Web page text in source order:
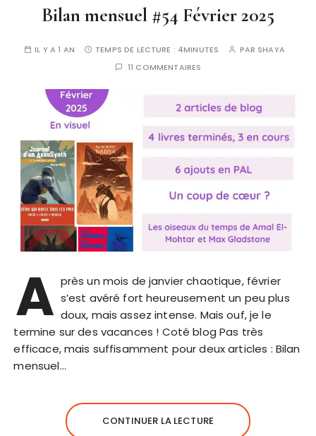
Bilan mensuel #54 Février 2025
IL Y A 1 AN TEMPS DE LECTURE : 4MINUTES PAR SHAYA
11 COMMENTAIRES
A près un mois de janvier chaotique, février
s’est avéré fort heureusement un peu plus
doux, mais assez intense. Mais ouf, je le
termine sur des vacances ! Coté blog Pas très
efficace, mais suffisamment pour deux articles : Bilan
mensuel…
CONTINUER LA LECTURE